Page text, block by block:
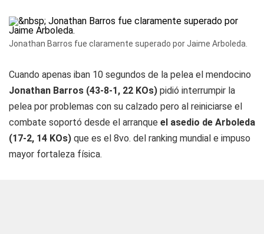
Jonathan Barros fue claramente superado por Jaime Arboleda.
Cuando apenas iban 10 segundos de la pelea el mendocino
Jonathan Barros (43-8-1, 22 KOs) pidió interrumpir la
pelea por problemas con su calzado pero al reiniciarse el
combate soportó desde el arranque el asedio de Arboleda
(17-2, 14 KOs) que es el 8vo. del ranking mundial e impuso
mayor fortaleza física.